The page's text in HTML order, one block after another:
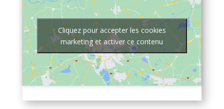
Cliquez pour accepter les cookies
marketing et activer ce contenu